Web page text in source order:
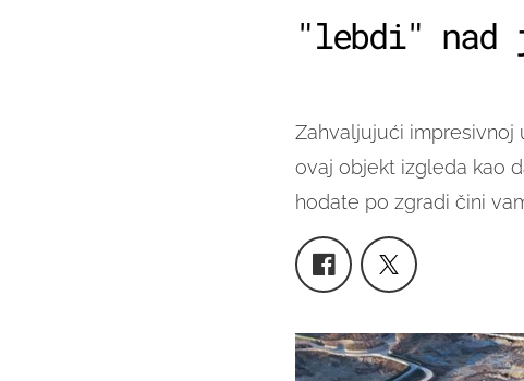
"lebdi" nad
Zahvaljujući impresivnoj
ovaj objekt izgleda kao
hodate po zgradi čini